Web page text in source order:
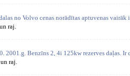
no Volvo cenas norādītas aptuvenas vairāk
raj.
2001.g. Benzīns 2, 4i 125kw rezerves daļas. Ir
raj.